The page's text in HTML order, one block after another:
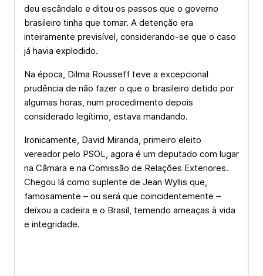
deu escândalo e ditou os passos que o governo
brasileiro tinha que tomar. A detenção era
inteiramente previsível, considerando-se que o caso
já havia explodido.
Na época, Dilma Rousseff teve a excepcional
prudência de não fazer o que o brasileiro detido por
algumas horas, num procedimento depois
considerado legítimo, estava mandando.
Ironicamente, David Miranda, primeiro eleito
vereador pelo PSOL, agora é um deputado com lugar
na Câmara e na Comissão de Relações Exteriores.
Chegou lá como suplente de Jean Wyllis que,
famosamente – ou será que coincidentemente –
deixou a cadeira e o Brasil, temendo ameaças à vida
e integridade.